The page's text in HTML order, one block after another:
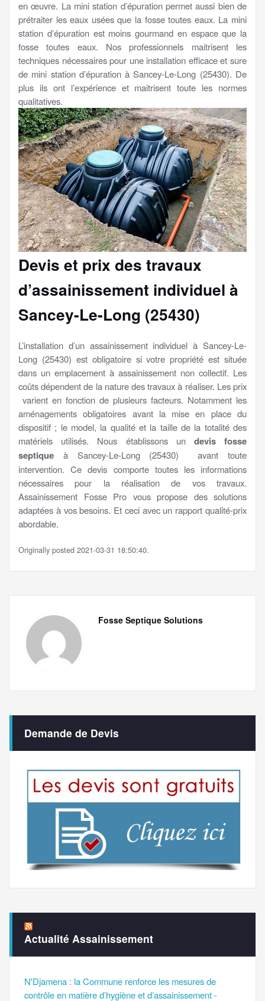
en œuvre. La mini station d’épuration permet aussi bien de
prétraiter les eaux usées que la fosse toutes eaux. La mini
station d’épuration est moins gourmand en espace que la
fosse toutes eaux. Nos professionnels maitrisent les
techniques nécessaires pour une installation efficace et sure
de mini station d’épuration à Sancey-Le-Long (25430). De
plus ils ont l’expérience et maitrisent toute les normes
qualitatives.
Devis et prix des travaux
d’assainissement individuel à
Sancey-Le-Long (25430)
L’installation d’un assainissement individuel à Sancey-Le-
Long (25430) est obligatoire si votre propriété est située
dans un emplacement à assainissement non collectif. Les
coûts dépendent de la nature des travaux à réaliser. Les prix
varient en fonction de plusieurs facteurs. Notamment les
aménagements obligatoires avant la mise en place du
dispositif ; le model, la qualité et la taille de la totalité des
matériels utilisés. Nous établissons un devis fosse
septique à Sancey-Le-Long (25430) avant toute
intervention. Ce devis comporte toutes les informations
nécessaires pour la réalisation de vos travaux.
Assainissement Fosse Pro vous propose des solutions
adaptées à vos besoins. Et ceci avec un rapport qualité-prix
abordable.
Originally posted 2021-03-31 18:50:40.
Fosse Septique Solutions
Demande de Devis
Actualité Assainissement
N'Djamena : la Commune renforce les mesures de
contrôle en matière d’hygiène et d’assainissement -